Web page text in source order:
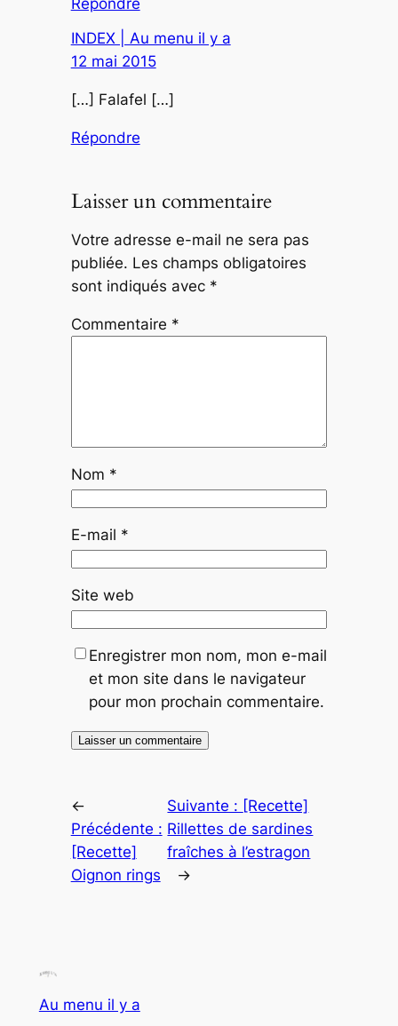
INDEX | Au menu il y a
12 mai 2015
[…] Falafel […]
Répondre
Laisser un commentaire
Votre adresse e-mail ne sera pas
publiée. Les champs obligatoires
sont indiqués avec *
Commentaire *
Nom *
E-mail *
Site web
Enregistrer mon nom, mon e-mail
et mon site dans le navigateur
pour mon prochain commentaire.
←
Précédente :
[Recette]
Oignon rings
Suivante : [Recette]
Rillettes de sardines
fraîches à l’estragon
→
Au menu il y a